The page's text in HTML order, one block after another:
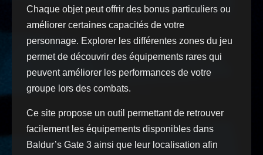
Chaque objet peut offrir des bonus particuliers ou
améliorer certaines capacités de votre
personnage. Explorer les différentes zones du jeu
permet de découvrir des équipements rares qui
peuvent améliorer les performances de votre
groupe lors des combats.
Ce site propose un outil permettant de retrouver
facilement les équipements disponibles dans
Baldur’s Gate 3 ainsi que leur localisation afin